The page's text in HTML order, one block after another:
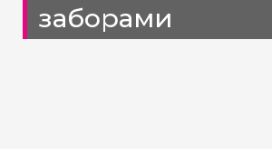
заборами